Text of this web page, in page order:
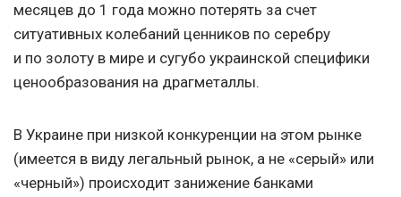
месяцев до 1 года можно потерять за счет
ситуативных колебаний ценников по серебру
и по золоту в мире и сугубо украинской специфики
ценообразования на драгметаллы.
В Украине при низкой конкуренции на этом рынке
(имеется в виду легальный рынок, а не «серый» или
«черный») происходит занижение банками